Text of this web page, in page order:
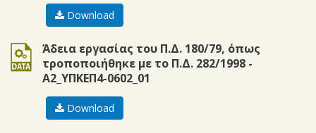
Download
Άδεια εργασίας του Π.Δ. 180/79, όπως
τροποποιήθηκε με το Π.Δ. 282/1998 -
Α2_ΥΠΚΕΠ4-0602_01
doc
Download